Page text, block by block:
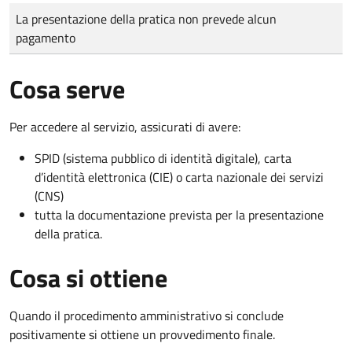
Tipo di pagamento
Importo
La presentazione della pratica non prevede alcun
pagamento
Cosa serve
Per accedere al servizio, assicurati di avere:
SPID (sistema pubblico di identità digitale), carta
d’identità elettronica (CIE) o carta nazionale dei servizi
(CNS)
tutta la documentazione prevista per la presentazione
della pratica.
Cosa si ottiene
Quando il procedimento amministrativo si conclude
positivamente si ottiene un provvedimento finale.